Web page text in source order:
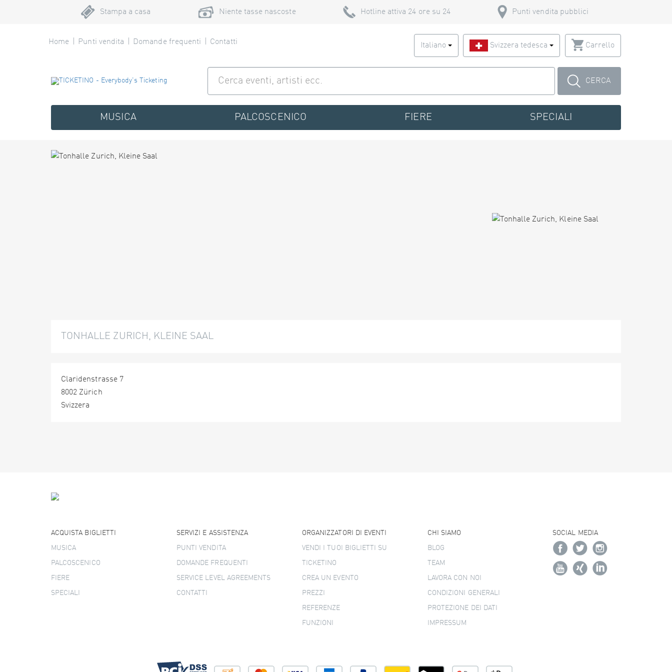
Stampa a casa Niente tasse nascoste Hotline attiva 24 ore su 24 Punti vendita pubblici
Home Punti vendita Domande frequenti Contatti Italiano Svizzera tedesca Carrello
CERCA
MUSICA PALCOSCENICO FIERE SPECIALI
TONHALLE ZURICH, KLEINE SAAL
Claridenstrasse 7
8002 Zürich
Svizzera
ACQUISTA BIGLIETTI
MUSICA
PALCOSCENICO
FIERE
SPECIALI
SERVIZI E ASSISTENZA
PUNTI VENDITA
DOMANDE FREQUENTI
SERVICE LEVEL AGREEMENTS
CONTATTI
ORGANIZZATORI DI EVENTI
VENDI I TUOI BIGLIETTI SU
TICKETINO
CREA UN EVENTO
PREZZI
REFERENZE
FUNZIONI
CHI SIAMO
BLOG
TEAM
LAVORA CON NOI
CONDIZIONI GENERALI
PROTEZIONE DEI DATI
IMPRESSUM
SOCIAL MEDIA